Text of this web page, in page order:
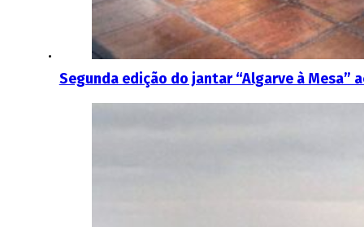
Segunda edição do jantar “Algarve à Mesa”